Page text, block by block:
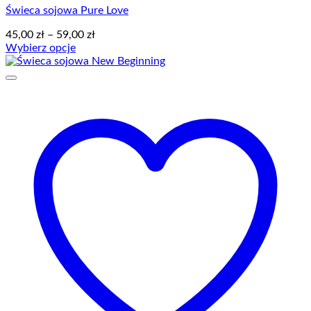
Świeca sojowa Pure Love
45,00 zł – 59,00 złZakres
od
Wybierz opcje
Ten
produkt
wybrać
stronie
produktu